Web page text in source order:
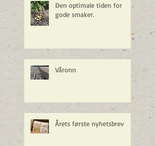
Den optimale tiden for
gode smaker.
Våronn
Årets første nyhetsbrev